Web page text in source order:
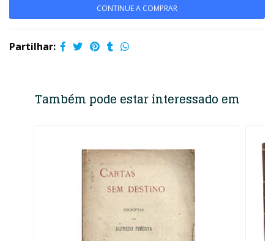
CONTINUE A COMPRAR
Partilhar:
Também pode estar interessado em